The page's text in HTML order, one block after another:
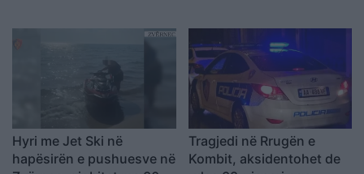
Hyri me Jet Ski në
hapësirën e pushuesve në
Tragjedi në Rrugën e
Kombit, aksidentohet de